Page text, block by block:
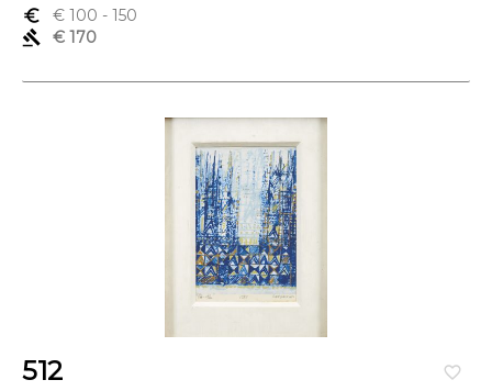
euro_symbol € 100 - 150
gavel
€ 170
favorite_border
512